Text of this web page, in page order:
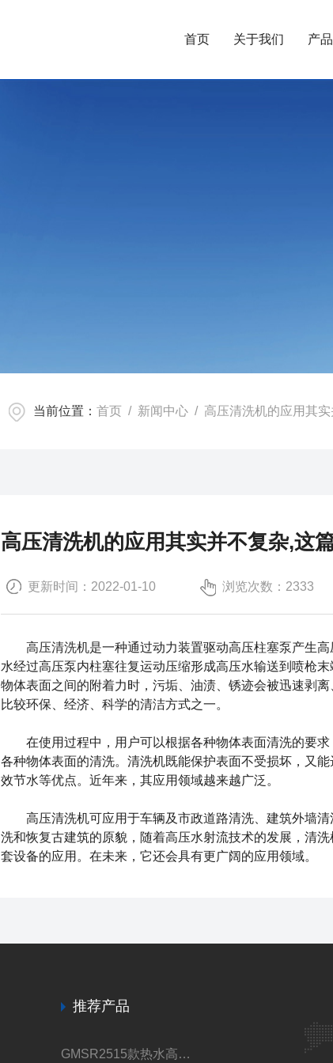
首页 关于我们 产
当前位置： 首页 / 新闻中心 / 高压清洗机的应用其
高压清洗机的应用其实并不复杂,这
更新时间：2022-01-10 浏览次数：2333
高压清洗机是一种通过动力装置驱动高压柱塞泵产生
水经过高压泵内柱塞往复运动压缩形成高压水输送到喷枪
物体表面之间的附着力时，污垢、油渍、锈迹会被迅速剥
比较环保、经济、科学的清洁方式之一。
在使用过程中，用户可以根据各种物体表面清洗的要求
各种物体表面的清洗。清洗机既能保护表面不受损坏，又
效节水等优点。近年来，其应用领域越来越广泛。
高压清洗机可应用于车辆及市政道路清洗、建筑外墙
洗和恢复古建筑的原貌，随着高压水射流技术的发展，清
套设备的应用。在未来，它还会具有更广阔的应用领域。
推荐产品
GMSR2515款热水高压清洗机